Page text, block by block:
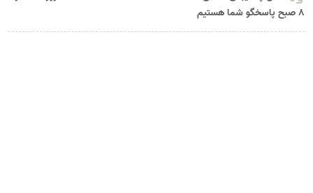
8 صبح پاسخگو شما هستیم